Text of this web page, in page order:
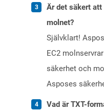
Är det säkert att
molnet?
Självklart!
EC2
säkerhet och
Asposes
Vad är TXT-